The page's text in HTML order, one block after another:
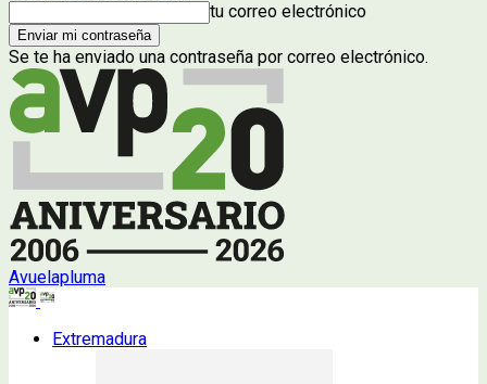
tu correo electrónico
Se te ha enviado una contraseña por correo electrónico.
Avuelapluma
Extremadura